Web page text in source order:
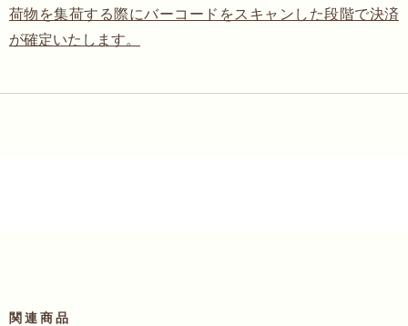
荷物を集荷する際にバーコードをスキャンした段階で決済
が確定いたします。
関連商品